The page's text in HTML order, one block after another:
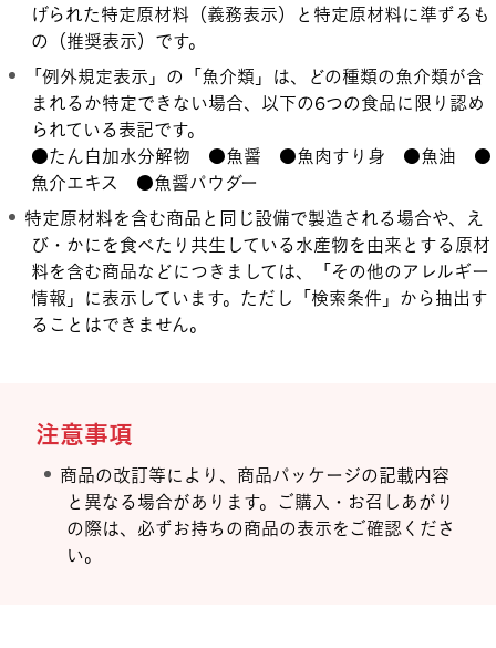
げられた特定原材料（義務表示）と特定原材料に準ずるも
の（推奨表示）です。
「例外規定表示」の「魚介類」は、どの種類の魚介類が含
まれるか特定できない場合、以下の6つの食品に限り認め
られている表記です。
●たん白加水分解物 ●魚醤 ●魚肉すり身 ●魚油 ●
魚介エキス ●魚醤パウダー
特定原材料を含む商品と同じ設備で製造される場合や、え
び・かにを食べたり共生している水産物を由来とする原材
料を含む商品などにつきましては、「その他のアレルギー
情報」に表示しています。ただし「検索条件」から抽出す
ることはできません。
注意事項
商品の改訂等により、商品パッケージの記載内容
と異なる場合があります。ご購入・お召しあがり
の際は、必ずお持ちの商品の表示をご確認くださ
い。